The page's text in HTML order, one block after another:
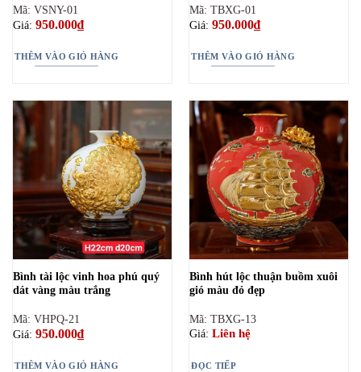
Mã: VSNY-01
Giá: 950.000₫
THÊM VÀO GIỎ HÀNG
Mã: TBXG-01
Giá: 950.000₫
THÊM VÀO GIỎ HÀNG
Bình tài lộc vinh hoa phú quý
dát vàng màu trắng
Mã: VHPQ-21
Giá: 950.000₫
THÊM VÀO GIỎ HÀNG
Bình hút lộc thuận buồm xuôi
gió màu đỏ đẹp
Mã: TBXG-13
Giá: Liên hệ
ĐỌC TIẾP